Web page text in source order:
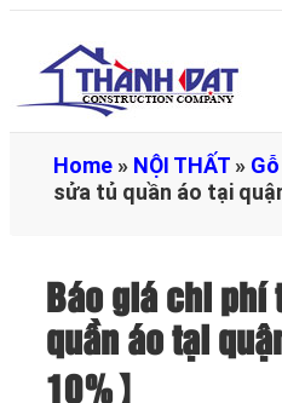
Home » NỘI THẤT » Gỗ
sửa tủ quần áo tại
Báo giá chi phí
quần áo tại
10%】